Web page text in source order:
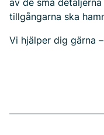
av de små
tillgångarna ska
Vi hjälper dig gärna